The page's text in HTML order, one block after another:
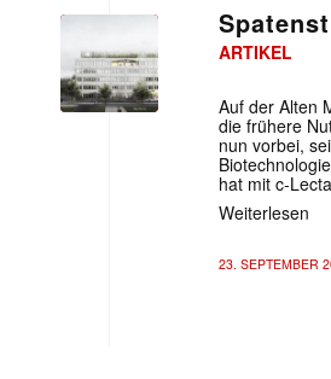
ARTIKEL
Auf der Alten
die frühere
nun vorbei,
hat mit c-
Weiterlesen
23. SEPTEMBER